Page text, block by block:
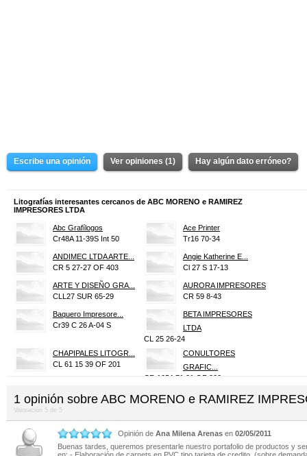
Escribe una opinión Ver opiniones (1) Hay algún dato erróneo?
Litografías interesantes cercanos de ABC MORENO e RAMIREZ
IMPRESORES LTDA
Abc Grafílogos
Cr48A 11-39S Int 50
Ace Printer
Tr16 70-34
ANDIMEC LTDA ARTE...
CR 5 27-27 OF 403
Angie Katherine E...
Cl 27 S 17-13
ARTE Y DISEÑO GRA...
CLL27 SUR 65-29
AURORA IMPRESORES
CR 59 8-43
Baquero Impresore...
Cr39 C 26 A-04 S
BETA IMPRESORES
LTDA
CL 25 26-24
CHAPIPALES LITOGR...
CL 61 15 39 OF 201
CONULTORES
GRAFIC...
CR 105A 71 21 OF 202
DELFIN PUBLICIDAD...
TR 23 58-60
Cr58 6-56
EDITORIAL PRINCE
CL 6 C 70 B-69
ENLACE GLOBAL
TR 38 39 39 SUR I...
Estrella Impresores
Galvis Ch. Impres...
1 opinión sobre ABC MORENO e RAMIREZ
Valoración 5 de 5
Opinión de Ana Milena Arenas en 02/05/2011
Buenas tardes, queremos presentarle nuestro portafolio de productos y